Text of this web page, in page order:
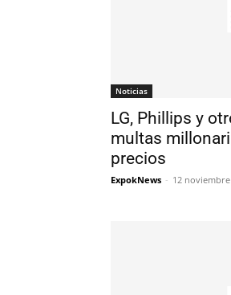
Noticias
LG, Phillips y
multas
precios
ExpokNews - 12